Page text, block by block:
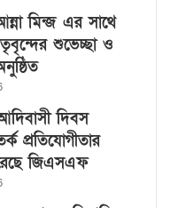
মিন্জ এর সাথে
শুভেচ্ছা ও
দিবস
প্রতিযোগীতার
জিএসএফ